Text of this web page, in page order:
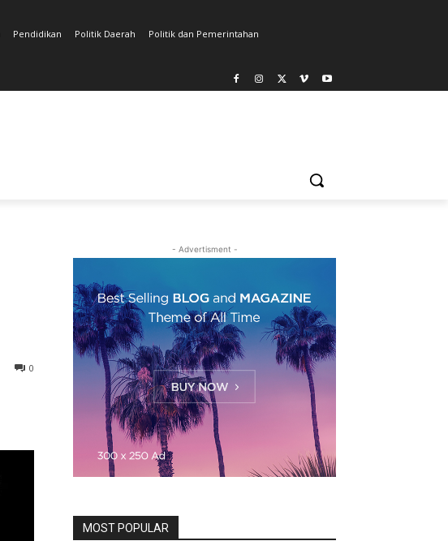
Pendidikan Politik Daerah
Politik dan Pemerintahan
0
- Advertisment -
MOST POPULAR